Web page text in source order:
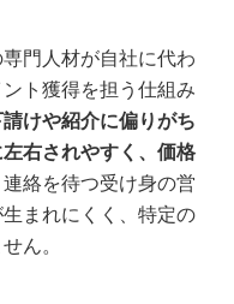
営業代行会社
会社）
門人材が自社に代わ
ト獲得を担う仕組み
けや紹介に偏りがち
右されやすく、価格
絡を待つ受け身の営
まれにくく、特定の
ん。